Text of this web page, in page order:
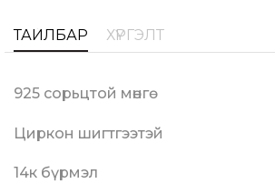
ТАЙЛБАР ХҮРГЭЛТ
925 сорьцтой мөнгө
Циркон шигтгээтэй
14к бүрмэл